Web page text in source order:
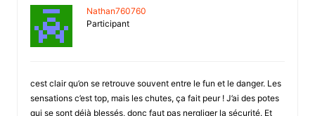
Nathan760760
Participant
cest clair qu’on se retrouve souvent entre le fun et le danger. Les
sensations c’est top, mais les chutes, ça fait peur ! J’ai des potes
qui se sont déjà blessés, donc faut pas nergliger la sécurité. Et